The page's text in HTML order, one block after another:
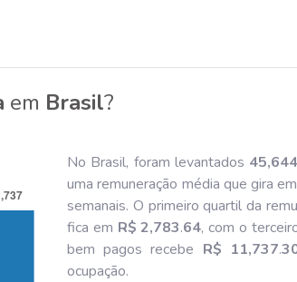
em Brasil?
No Brasil, foram levantados 45,644
uma remuneração média que gira
semanais. O primeiro quartil da
fica em R$ 2,783.64, com o
bem pagos recebe R$ 11,737.
ocupação.